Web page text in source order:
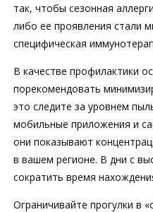
так, чтобы сезонная
либо ее проявления стали
специфическая
В качестве профилактики
порекомендовать
это следите за уровнем
мобильные приложения и
они показывают
в вашем регионе. В дни с
сократить время
Ограничивайте прогулки в